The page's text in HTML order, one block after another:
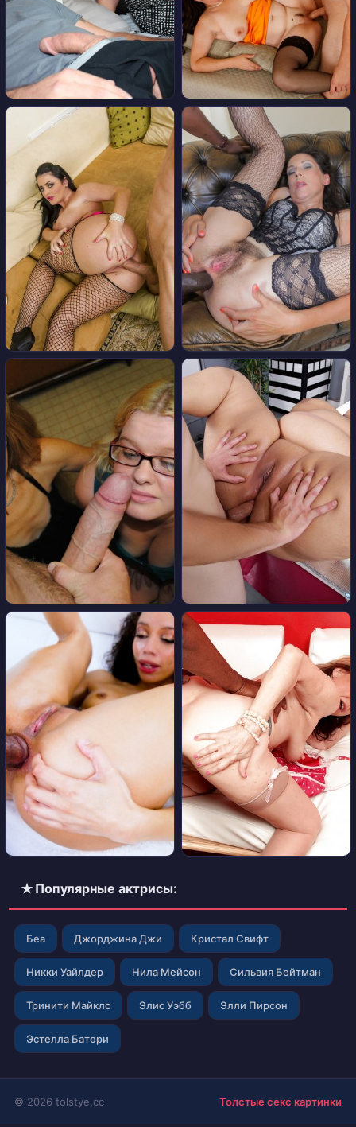
✭ Популярные актрисы:
Беа Джорджина Джи Кристал Свифт
Никки Уайлдер Нила Мейсон Сильвия Бейтман
Тринити Майклс Элис Уэбб Элли Пирсон
Эстелла Батори
© 2026 tolstye.cc Толстые секс картинки